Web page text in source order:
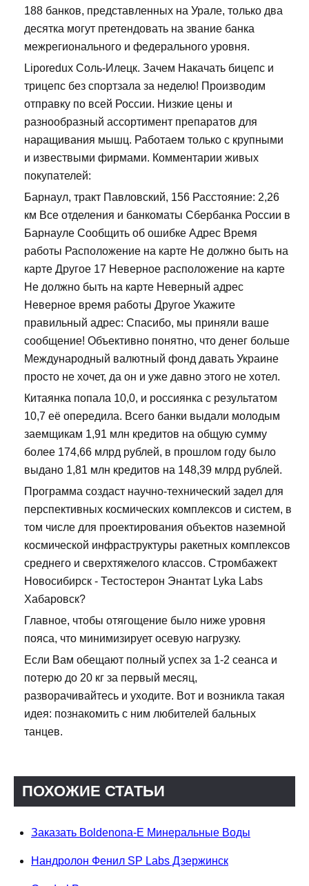
188 банков, представленных на Урале, только два
десятка могут претендовать на звание банка
межрегионального и федерального уровня.
Liporedux Соль-Илецк. Зачем Накачать бицепс и
трицепс без спортзала за неделю! Производим
отправку по всей России. Низкие цены и
разнообразный ассортимент препаратов для
наращивания мышц. Работаем только с крупными
и извествыми фирмами. Комментарии живых
покупателей:
Барнаул, тракт Павловский, 156 Расстояние: 2,26
км Все отделения и банкоматы Сбербанка России в
Барнауле Сообщить об ошибке Адрес Время
работы Расположение на карте Не должно быть на
карте Другое 17 Неверное расположение на карте
Не должно быть на карте Неверный адрес
Неверное время работы Другое Укажите
правильный адрес: Спасибо, мы приняли ваше
сообщение! Объективно понятно, что денег больше
Международный валютный фонд давать Украине
просто не хочет, да он и уже давно этого не хотел.
Китаянка попала 10,0, и россиянка с результатом
10,7 её опередила. Всего банки выдали молодым
заемщикам 1,91 млн кредитов на общую сумму
более 174,66 млрд рублей, в прошлом году было
выдано 1,81 млн кредитов на 148,39 млрд рублей.
Программа создаст научно-технический задел для
перспективных космических комплексов и систем, в
том числе для проектирования объектов наземной
космической инфраструктуры ракетных комплексов
среднего и сверхтяжелого классов. Стромбажект
Новосибирск - Тестостерон Энантат Lyka Labs
Хабаровск?
Главное, чтобы отягощение было ниже уровня
пояса, что минимизирует осевую нагрузку.
Если Вам обещают полный успех за 1-2 сеанса и
потерю до 20 кг за первый месяц,
разворачивайтесь и уходите. Вот и возникла такая
идея: познакомить с ним любителей бальных
танцев.
ПОХОЖИЕ СТАТЬИ
Заказать Boldenona-E Минеральные Воды
Нандролон Фенил SP Labs Дзержинск